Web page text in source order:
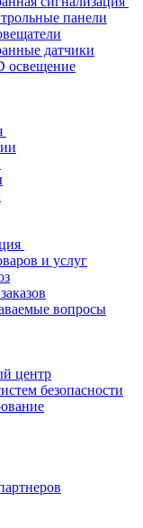
панели
датчики
освещение
и услуг
вопросы
центр
безопасности